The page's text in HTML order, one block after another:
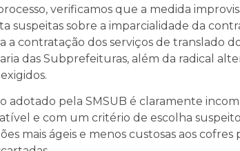
verificamos que a medida
suspeitas sobre a imparcialidade da
a contratação dos serviços de translado
das Subprefeituras, além da radical
adotado pela SMSUB é claramente
e com um critério de escolha
mais ágeis e menos custosas aos cofres